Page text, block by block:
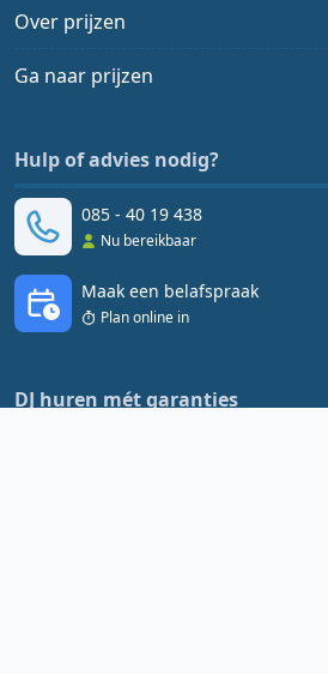
Over prijzen
Ga naar prijzen
Hulp of advies nodig?
085 - 40 19 438
Nu bereikbaar
Maak een belafspraak
Plan online in
DJ huren mét garanties